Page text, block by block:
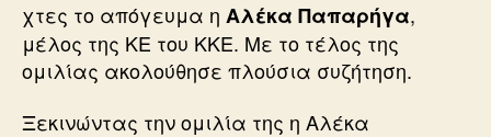
χτες το απόγευμα η Αλέκα Παπαρήγα,
μέλος της ΚΕ του ΚΚΕ. Με το τέλος της
ομιλίας ακολούθησε πλούσια συζήτηση.
Ξεκινώντας την ομιλία της η Αλέκα